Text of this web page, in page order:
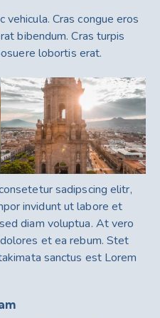
Cras congue eros
bibendum. Cras turpis
lobortis erat.
sadipscing elitr,
invidunt ut labore et
diam voluptua. At vero
et ea rebum. Stet
sanctus est Lorem